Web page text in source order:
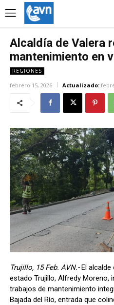
Alcaldía de Valera
mantenimiento en
REGIONES
febrero 15, 2026 Actualizado:
Trujillo, 15 Feb. AVN.- El
estado Trujillo, Alfredy Moreno,
trabajos de mantenimiento
Bajada del Río, entrada que